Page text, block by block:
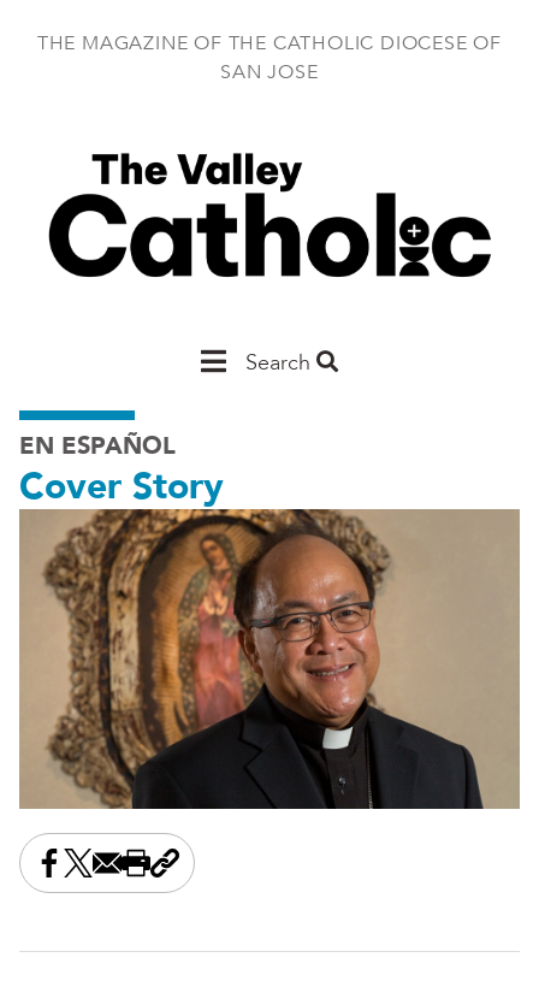
THE MAGAZINE OF THE CATHOLIC DIOCESE OF
SAN JOSE
MainSearch
EN ESPAÑOL
Cover Story
Share this on Facebook
Share this on X
Share this by email
Print this page
Copy the page address